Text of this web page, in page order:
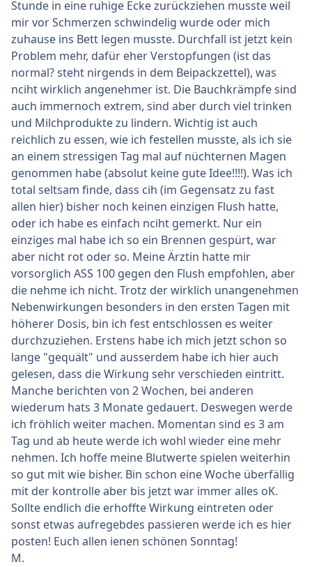
Stunde in eine ruhige Ecke zurückziehen musste weil
mir vor Schmerzen schwindelig wurde oder mich
zuhause ins Bett legen musste. Durchfall ist jetzt kein
Problem mehr, dafür eher Verstopfungen (ist das
normal? steht nirgends in dem Beipackzettel), was
nciht wirklich angenehmer ist. Die Bauchkrämpfe sind
auch immernoch extrem, sind aber durch viel trinken
und Milchprodukte zu lindern. Wichtig ist auch
reichlich zu essen, wie ich festellen musste, als ich sie
an einem stressigen Tag mal auf nüchternen Magen
genommen habe (absolut keine gute Idee!!!!). Was ich
total seltsam finde, dass cih (im Gegensatz zu fast
allen hier) bisher noch keinen einzigen Flush hatte,
oder ich habe es einfach nciht gemerkt. Nur ein
einziges mal habe ich so ein Brennen gespürt, war
aber nicht rot oder so. Meine Ärztin hatte mir
vorsorglich ASS 100 gegen den Flush empfohlen, aber
die nehme ich nicht. Trotz der wirklich unangenehmen
Nebenwirkungen besonders in den ersten Tagen mit
höherer Dosis, bin ich fest entschlossen es weiter
durchzuziehen. Erstens habe ich mich jetzt schon so
lange "gequält" und ausserdem habe ich hier auch
gelesen, dass die Wirkung sehr verschieden eintritt.
Manche berichten von 2 Wochen, bei anderen
wiederum hats 3 Monate gedauert. Deswegen werde
ich fröhlich weiter machen. Momentan sind es 3 am
Tag und ab heute werde ich wohl wieder eine mehr
nehmen. Ich hoffe meine Blutwerte spielen weiterhin
so gut mit wie bisher. Bin schon eine Woche überfällig
mit der kontrolle aber bis jetzt war immer alles oK.
Sollte endlich die erhoffte Wirkung eintreten oder
sonst etwas aufregebdes passieren werde ich es hier
posten! Euch allen ienen schönen Sonntag!
M.